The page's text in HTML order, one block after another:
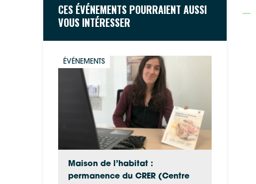
CES ÉVÉNEMENTS POURRAIENT AUSSI
VOUS INTÉRESSER
ÉVÉNEMENTS
Maison de l’habitat :
permanence du CRER (Centre